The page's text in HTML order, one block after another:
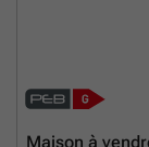
Maison à